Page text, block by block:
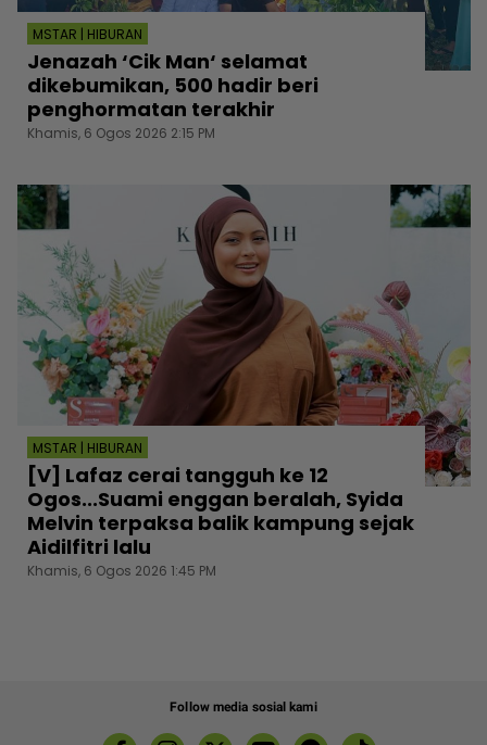
MSTAR | HIBURAN
Jenazah ‘Cik Man‘ selamat
dikebumikan, 500 hadir beri
penghormatan terakhir
Khamis, 6 Ogos 2026 2:15 PM
MSTAR | HIBURAN
[V] Lafaz cerai tangguh ke 12
Ogos...Suami enggan beralah, Syida
Melvin terpaksa balik kampung sejak
Aidilfitri lalu
Khamis, 6 Ogos 2026 1:45 PM
Follow media sosial kami